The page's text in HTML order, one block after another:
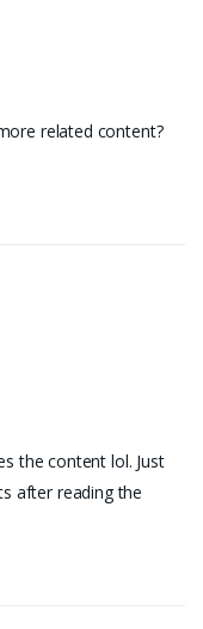
related content?
the content lol. Just
after reading the